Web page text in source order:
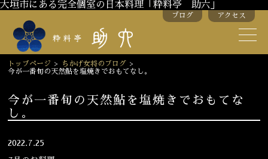
大垣市にある完全個室の日本料理「粋料亭 助六」
ブログ アクセス
トップページ > ちかげ女将のブログ >
今が一番旬の天然鮎を塩焼きでおもてなし。
今が一番旬の天然鮎を塩焼きでおもてな
し。
2022.7.25
スタッフ紹介
季節のお料理 お弁当
お飲み物